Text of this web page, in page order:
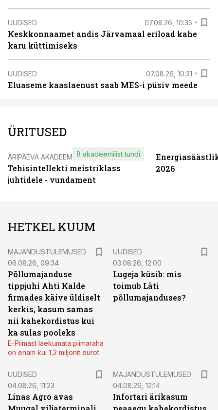
UUDISED 07.08.26, 10:35
Keskkonnaamet andis Järvamaal eriload kahe
karu küttimiseks
UUDISED 07.08.26, 10:31
Eluaseme kaaslaenust saab MES-i püsiv meede
ÜRITUSED
ÄRIPÄEVA AKADEEMIA
Tehisintellekti meistriklass
juhtidele - vundament
8 akadeemilist tundi
2026
HETKEL KUUM
MAJANDUSTULEMUSED
06.08.26, 09:34
Põllumajanduse
tippjuhi Ahti Kalde
firmades käive üldiselt
kerkis, kasum samas
nii kahekordistus kui
ka sulas pooleks
E-Piimast laekumata piimaraha
on enam kui 1,2 miljonit eurot
UUDISED
03.08.26, 12:00
Lugeja küsib: mis
toimub Läti
põllumajanduses?
UUDISED
04.08.26, 11:23
Linas Agro avas
MAJANDUSTULEMUSED
04.08.26, 12:14
Infortari ärikasum